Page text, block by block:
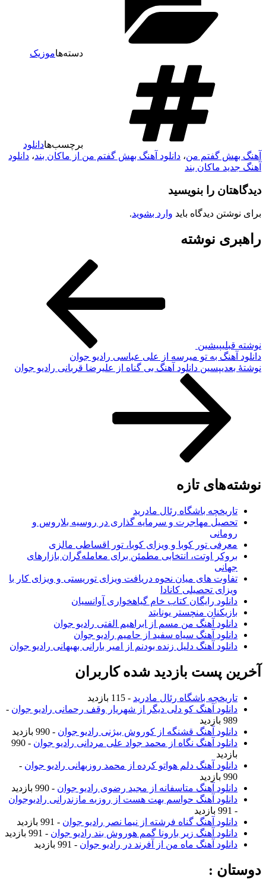
دسته‌هاموزیک
برچسب‌هادانلود
آهنگ بهش گفتم من، دانلود آهنگ بهش گفتم من از ماکان بند، دانلود
آهنگ جدید ماکان بند
دیدگاهتان را بنویسید
برای نوشتن دیدگاه باید وارد بشوید.
راهبری نوشته
نوشته قبلیپیشین
دانلود آهنگ به تو میرسه از علی عباسی رادیو جوان
نوشته‌ٔ بعدیپسین دانلود آهنگ بی گناه از علیرضا قربانی رادیو جوان
نوشته‌های تازه
تاریخچه باشگاه رئال مادرید
تحصیل مهاجرت و سرمایه گذاری در روسیه بلاروس و
رومانی
معرفی تور کوبا و ویزای کوبا، تور اقساطی مالزی
بروکر اوتت، انتخابی مطمئن برای معامله‌گران بازارهای
جهانی
تفاوت های میان نحوه دریافت ویزای توریستی و ویزای کار با
ویزای تحصیلی کانادا
دانلود رایگان کتاب خام گیاهخواری آوانسیان
بازیکنان منچستر یونایتد
دانلود آهنگ من مسم از ابراهیم الفتی رادیو جوان
دانلود آهنگ سیاه سفید از حامیم رادیو جوان
دانلود آهنگ دلیل زنده بودنم از امیر بارانی بهبهانی رادیو جوان
آخرین پست بازدید شده کاربران
تاریخچه باشگاه رئال مادرید - 115 بازدید
دانلود آهنگ کو دلی دیگر از شهریار وقف رحمانی رادیو جوان -
989 بازدید
دانلود آهنگ قشنگه از کوروش بیژنی رادیو جوان - 990 بازدید
دانلود آهنگ نگاه از محمد جواد علی مردانی رادیو جوان
- 990
بازدید
دانلود آهنگ دلم هواتو کرده از محمد روزبهانی رادیو جوان -
990 بازدید
دانلود آهنگ متاسفانه از مجید رضوی رادیو جوان - 990 بازدید
دانلود آهنگ حواسم بهت هست از روزبه مازندرانی رادیوجوان
- 991 بازدید
دانلود آهنگ گناه فرشته از نیما نصر رادیو جوان - 991 بازدید
دانلود آهنگ زیر بارونا گمم هوروش بند رادیو جوان - 991 بازدید
دانلود آهنگ ماه من از آفرند در رادیو جوان - 991 بازدید
دوستان :